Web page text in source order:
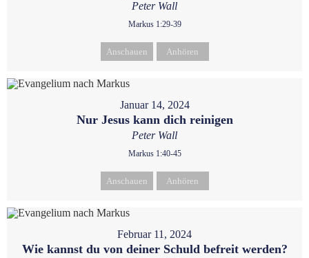
Peter Wall
Markus 1:29-39
Anschauen Anhören
Januar 14, 2024
Nur Jesus kann dich reinigen
Peter Wall
Markus 1:40-45
Anschauen Anhören
Februar 11, 2024
Wie kannst du von deiner Schuld befreit werden?